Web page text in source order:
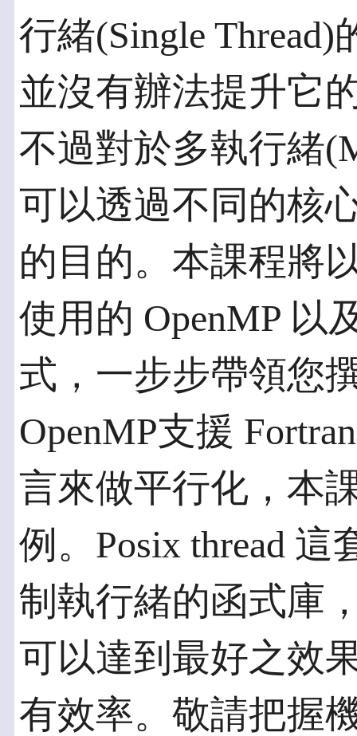
行緒(Single
並沒有辦法提升它
不過對於多執行緒
可以透過不同的核
的目的。本課程將
使用的 OpenMP 以
式，一步步帶領您
OpenMP支援
言來做平行化，本
例。Posix thread
制執行緒的函式庫
可以達到最好之效
有效率。敬請把握